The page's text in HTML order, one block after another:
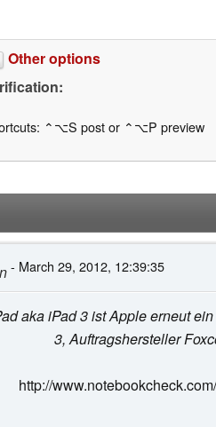
Other options
⌃⌥S post or ⌃⌥P preview
- March 29, 2012, 12:39:35
aka iPad 3 ist Apple erneut
3, Auftragshersteller
http://